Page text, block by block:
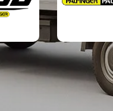
Passend
für: